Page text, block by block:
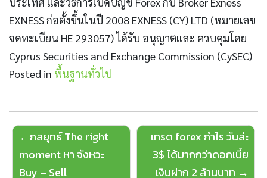
EXNESS ก่อตั้งขึ้นในปี 2008 EXNESS (CY) LTD (หมายเลข
จดทะเบียน HE 293057) ได้รับ อนุญาตและ ควบคุมโดย
Cyprus Securities and Exchange Commission (CySEC)
Posted in พื้นฐานทั่วไป
Post
navigation
กลยุทธ์ The right
moment หา จังหวะ
Buy – Sell
เทรด forex กำไร วันล่ะ
3$ ได้มากกว่าดอกเบี้ย
เงินฝาก 2 ล้านบาท